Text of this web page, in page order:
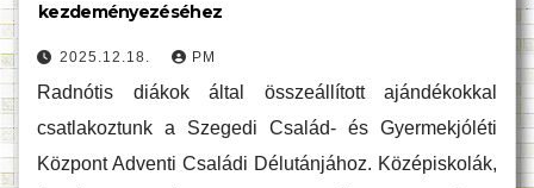
kezdeményezéséhez
2025.12.18. PM
Radnótis diákok által összeállított ajándékokkal
csatlakoztunk a Szegedi Család- és Gyermekjóléti
Központ Adventi Családi Délutánjához. Középiskolák,